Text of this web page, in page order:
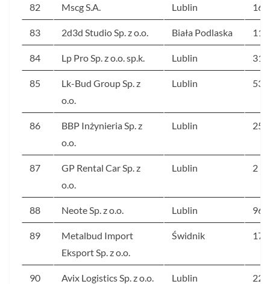
82 Mscg S.A. Lublin 165
83 2d3d Studio Sp. z o.o. Biała Podlaska 114
84 Lp Pro Sp. z o.o. sp.k. Lublin 317
85
Lk-Bud Group Sp. z
o.o.
Lublin 535
86
BBP Inżynieria Sp. z
o.o.
Lublin 258
87
GP Rental Car Sp. z
o.o.
Lublin 2
88 Neote Sp. z o.o. Lublin 966
89
Metalbud Import
Eksport Sp. z o.o.
Świdnik 172
90 Avix Logistics Sp. z o.o. Lublin 226